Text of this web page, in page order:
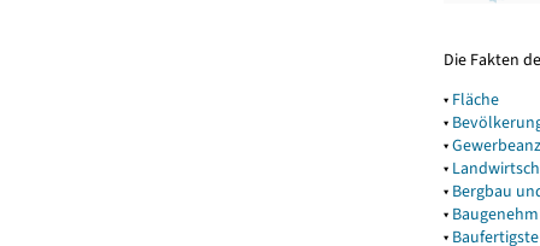
Die Fakten
▾ Fläche
▾
▾
▾
▾ Bergbau
▾
▾